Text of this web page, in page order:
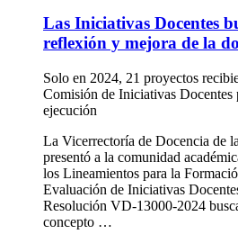
Las Iniciativas Docentes
reflexión y mejora de la
Solo en 2024, 21 proyectos
Comisión de Iniciativas Docentes
ejecución
La Vicerrectoría de Docencia de
presentó a la comunidad
los Lineamientos para la
Evaluación de Iniciativas
Resolución VD-13000-2024
concepto …